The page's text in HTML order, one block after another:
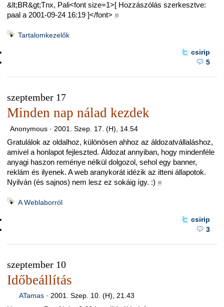
&lt;BR&gt;Tnx, Pali<font size=1>[ Hozzászólás szerkesztve:
paal a 2001-09-24 16:19 ]</font> ■
Tartalomkezelők
csirip
5
szeptember 17
Minden nap nálad kezdek
Anonymous · 2001. Szep. 17. (H), 14.54
Gratulálok az oldalhoz, különösen ahhoz az áldozatvállaláshoz,
amivel a honlapot fejleszted. Áldozat annyiban, hogy mindenféle
anyagi haszon reménye nélkül dolgozol, sehol egy banner,
reklám és ilyenek. A web aranykorát idézik az itteni állapotok.
Nyilván (és sajnos) nem lesz ez sokáig így. :) ■
A Weblaborról
csirip
3
szeptember 10
Időbeállítás
ATamas· 2001. Szep. 10. (H), 21.43